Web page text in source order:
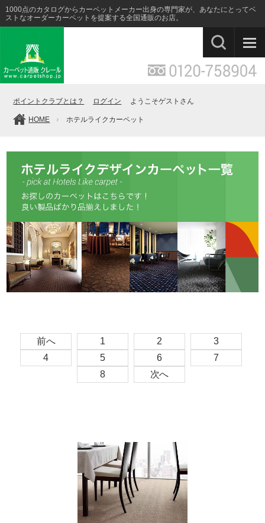
1000点のカタログからカーペットメーカー出身の専門家が、あなたにとってベ
ストなオーダーカーペットを提案する全国通販のお店。
ポイントクラブとは？ ログイン ようこそゲストさん
HOME ホテルライクカーペット
前へ 1 2
3
4
5 6
7
8
次へ